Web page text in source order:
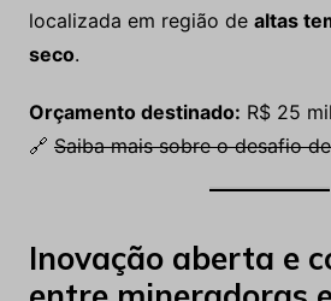
localizada em região de altas
seco.
Orçamento destinado: R$ 25
🔗 Saiba mais sobre o desafio
Inovação aberta e